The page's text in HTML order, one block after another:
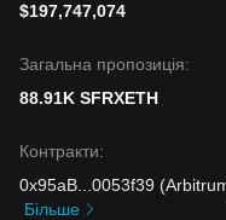
$197,747,074
Загальна пропозиція:
88.91K SFRXETH
Контракти:
0x95aB
0053f39 (
Більше